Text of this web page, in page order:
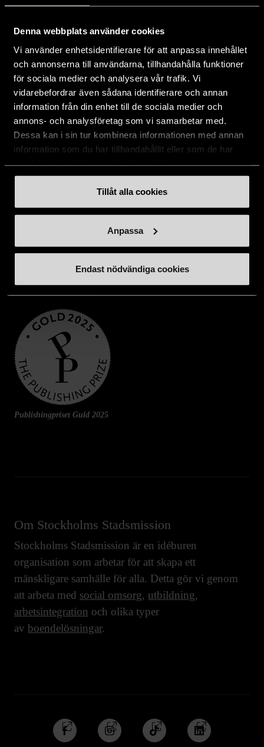
Denna webbplats använder cookies
Vi använder enhetsidentifierare för att anpassa innehållet
och annonserna till användarna, tillhandahålla funktioner
för sociala medier och analysera vår trafik. Vi
vidarebefordrar även sådana identifierare och annan
information från din enhet till de sociala medier och
annons- och analysföretag som vi samarbetar med.
Dessa kan i sin tur kombinera informationen med annan
information som du har tillhandahållit eller som de har
Tillåt alla cookies
Anpassa
Endast nödvändiga cookies
Hesselmans Torg 14
08-684 230 00
info [at]stadsmissionen.se(info[at]stadsmissionen[dot]se)
Plusgiro: 900351-8
Publishingpriset Guld 2025
Om Stockholms Stadsmission
Stockholms Stadsmission är en idéburen
organisation som arbetar för att skapa ett
mänskligare samhälle för alla. Detta gör vi genom
att arbeta med social omsorg, utbildning,
arbetsintegration och olika typer
av boendelösningar.
Följ
oss
Följ
oss
Följ
oss
Följ
oss